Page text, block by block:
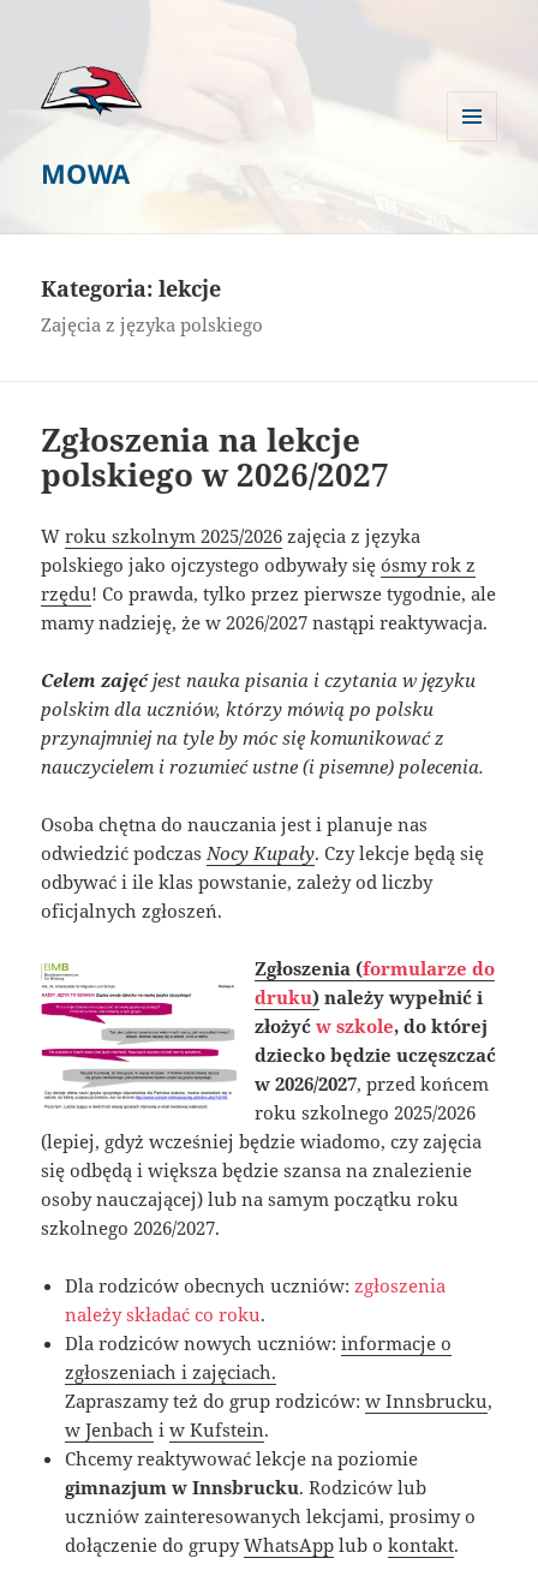
MOWA
Kategoria:lekcje
Zajęcia z języka polskiego
Zgłoszenia na lekcje
polskiego w 2026/2027
Wroku szkolnym 2025/2026 zajęcia z języka
polskiego jako ojczystego odbywały sięósmy rok z
rzędu! Co prawda, tylko przez pierwsze tygodnie, ale
mamy nadzieję, że w 2026/2027 nastąpi reaktywacja.
Celem zajęćjest nauka pisania i czytania w języku
polskim dla uczniów, którzy mówią po polsku
przynajmniej na tyle by móc się komunikować z
nauczycielem i rozumieć ustne (i pisemne) polecenia.
Osoba chętna do nauczania jest i planuje nas
odwiedzić podczasNocy Kupały. Czy lekcje będą się
odbywać i ile klas powstanie, zależy od liczby
oficjalnych zgłoszeń.
Zgłoszenia (formularze do
druku) należy wypełnić i
złożyćw szkole, do której
dziecko będzie uczęszczać
w 2026/2027, przed końcem
roku szkolnego 2025/2026
(lepiej, gdyż wcześniej będzie wiadomo, czy zajęcia
się odbędą i większa będzie szansa na znalezienie
osoby nauczającej) lub na samym początku roku
szkolnego 2026/2027.
Dla rodziców obecnych uczniów:zgłoszenia
należy składać co roku.
Dla rodziców nowych uczniów:informacje o
zgłoszeniach i zajęciach.
Zapraszamy też do grup rodziców:w Innsbrucku,
w Jenbach iw Kufstein.
Chcemy reaktywować lekcje na poziomie
gimnazjum w Innsbrucku. Rodziców lub
uczniów zainteresowanych lekcjami, prosimy o
dołączenie do grupyWhatsApp lub okontakt.